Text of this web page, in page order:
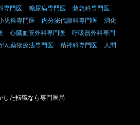
専門医 糖尿病専門医
救急科専門医
児科専門医 内分泌代謝科専門医
消化
心臓血管外科専門医
呼吸器外科専門
ん薬物療法専門医 精神科専門医 人間